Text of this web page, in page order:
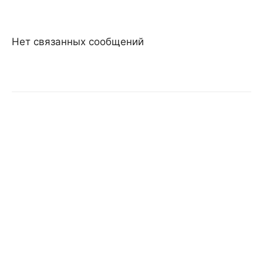
Нет связанных сообщений